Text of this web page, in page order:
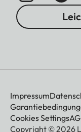
Impressum
Cookies Settings
Copyright © 2026